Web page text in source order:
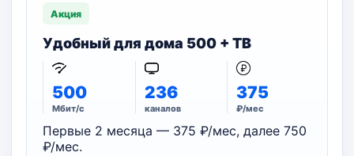
Акция
Удобный для дома 500 + ТВ
500
Мбит/с
236
каналов
375
₽/мес
Первые 2 месяца — 375 ₽/мес, далее 750
₽/мес.